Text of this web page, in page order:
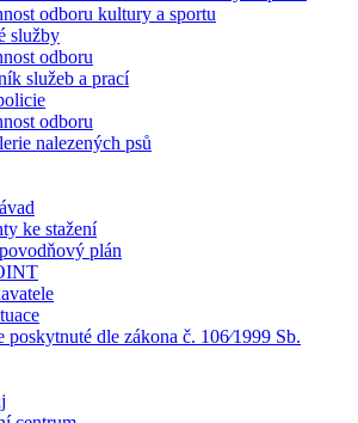
odboru kultury a sportu
služby
odboru
služeb a prací
odboru
nalezených psů
ke stažení
plán
poskytnuté dle zákona č. 106⁄1999 Sb.